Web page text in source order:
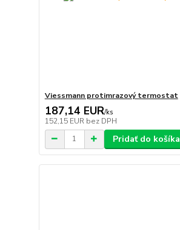
Viessmann protimrazový termostat
187,14 EUR/ks
152,15 EUR bez DPH
Pridať do košíka